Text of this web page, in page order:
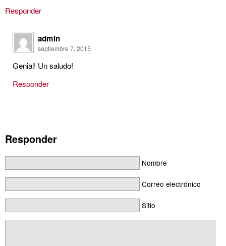
Responder
admin
septiembre 7, 2015
Genial! Un saludo!
Responder
Responder
Nombre
Correo electrónico
Sitio